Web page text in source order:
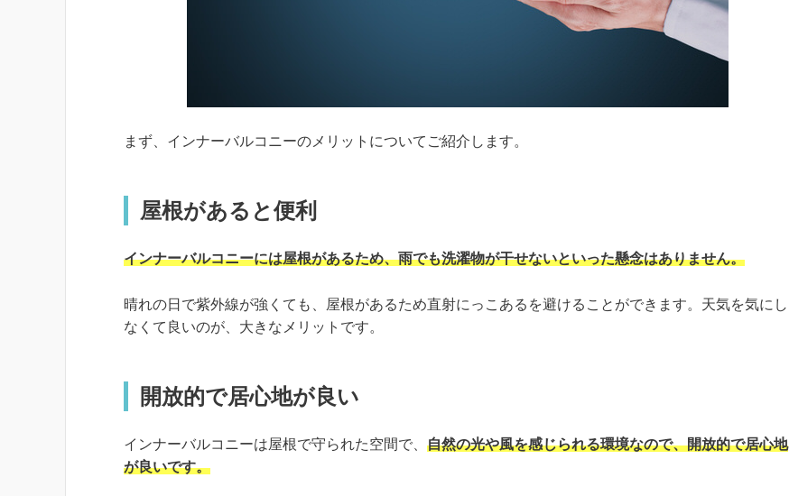
まず、インナーバルコニーのメリットについてご紹介します。
屋根があると便利
インナーバルコニーには屋根があるため、雨でも洗濯物が干せないといった懸念はありません。
晴れの日で紫外線が強くても、屋根があるため直射にっこあるを避けることができます。天気を気にし
なくて良いのが、大きなメリットです。
開放的で居心地が良い
インナーバルコニーは屋根で守られた空間で、 自然の光や風を感じられる環境なので、開放的で居心地
が良いです。